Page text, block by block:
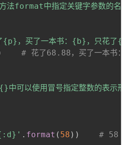
法format中指定关键字参数的名称
{p}，买了一本书：{b}，只花了
# 花了68.88，买了一本书：
中可以使用冒号指定整数的表示形式
. format ( 58 ) )
# 58